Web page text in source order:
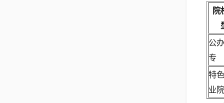
院
公
专
特
业